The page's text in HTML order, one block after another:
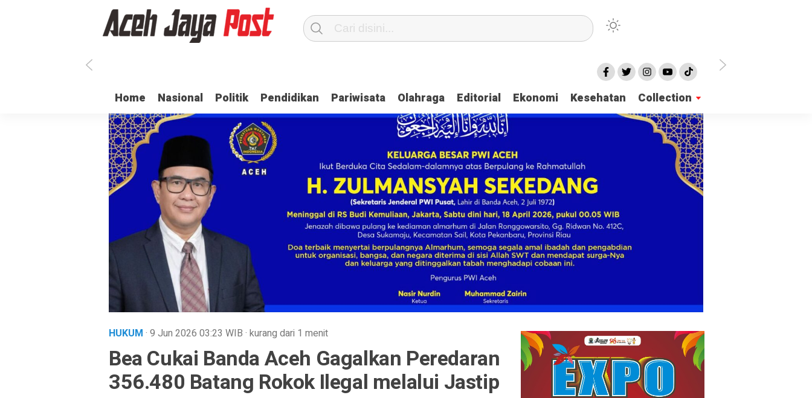
Home Nasional Politik Pendidikan Pariwisata Olahraga Editorial Ekonomi Kesehatan Collection
di Aceh Jaya Belum Terima Gaji Ulama dan Pj Bupati Aceh Jaya Bahas Penguatan Kemandirian Dayah Dua Oknum Anggota Polda Aceh Ditangkap, Ini Kasusnya Saat Proses Sortir, Panwaslih Aceh Jaya
HUKUM · 9 Jun 2026 03:23 WIB · kurang dari 1 menit
Bea Cukai Banda Aceh Gagalkan Peredaran
356.480 Batang Rokok Ilegal melalui Jastip